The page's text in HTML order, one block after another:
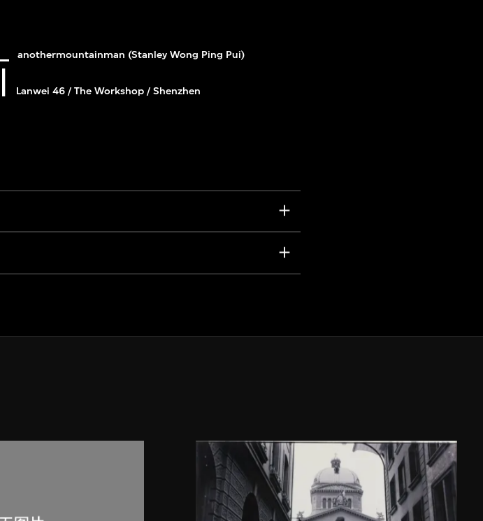
anothermountainman (Stanley Wong Ping Pui)
Lanwei 46 / The Workshop / Shenzhen